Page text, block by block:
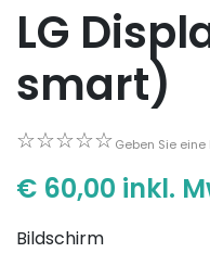
LG
smart)
☆☆☆☆☆
☆☆☆☆☆ Geben Sie
€ 60,00 inkl.
Bildschirm